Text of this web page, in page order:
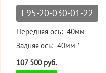
E95-20-030-01-22
Передняя ось: -40мм
Задняя ось: -40мм *
107 500 руб.